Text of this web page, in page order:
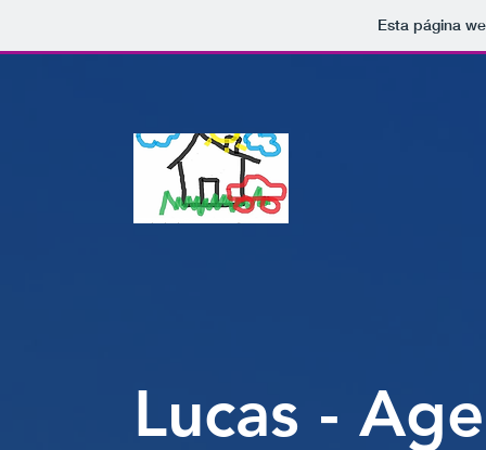
Esta página
Lucas -